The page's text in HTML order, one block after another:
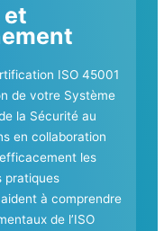
et
ISO 45001
de votre Système
la Sécurité au
en collaboration
les
pratiques
à comprendre
de l’ISO